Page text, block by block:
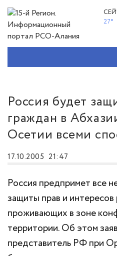
27°
Россия будет
граждан в
Осетии всеми
17.10.2005 21:47
Россия предпримет все
защиты прав и
проживающих в зоне
территории. Об этом
представитель РФ при